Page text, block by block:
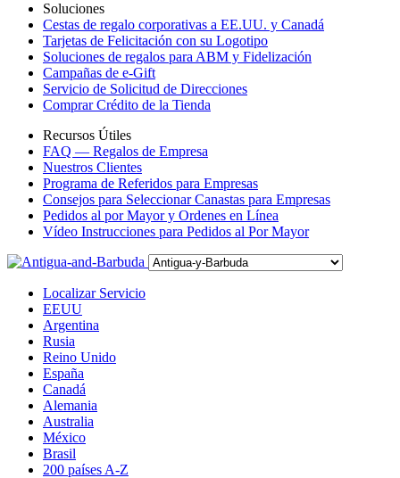
Soluciones
Cestas de regalo corporativas a EE.UU. y Canadá
Tarjetas de Felicitación con su Logotipo
Soluciones de regalos para ABM y Fidelización
Campañas de e-Gift
Servicio de Solicitud de Direcciones
Comprar Crédito de la Tienda
Recursos Útiles
FAQ — Regalos de Empresa
Nuestros Clientes
Programa de Referidos para Empresas
Consejos para Seleccionar Canastas para Empresas
Pedidos al por Mayor y Ordenes en Línea
Vídeo Instrucciones para Pedidos al Por Mayor
Localizar Servicio
EEUU
Argentina
Rusia
Reino Unido
España
Canadá
Alemania
Australia
México
Brasil
200 países A-Z